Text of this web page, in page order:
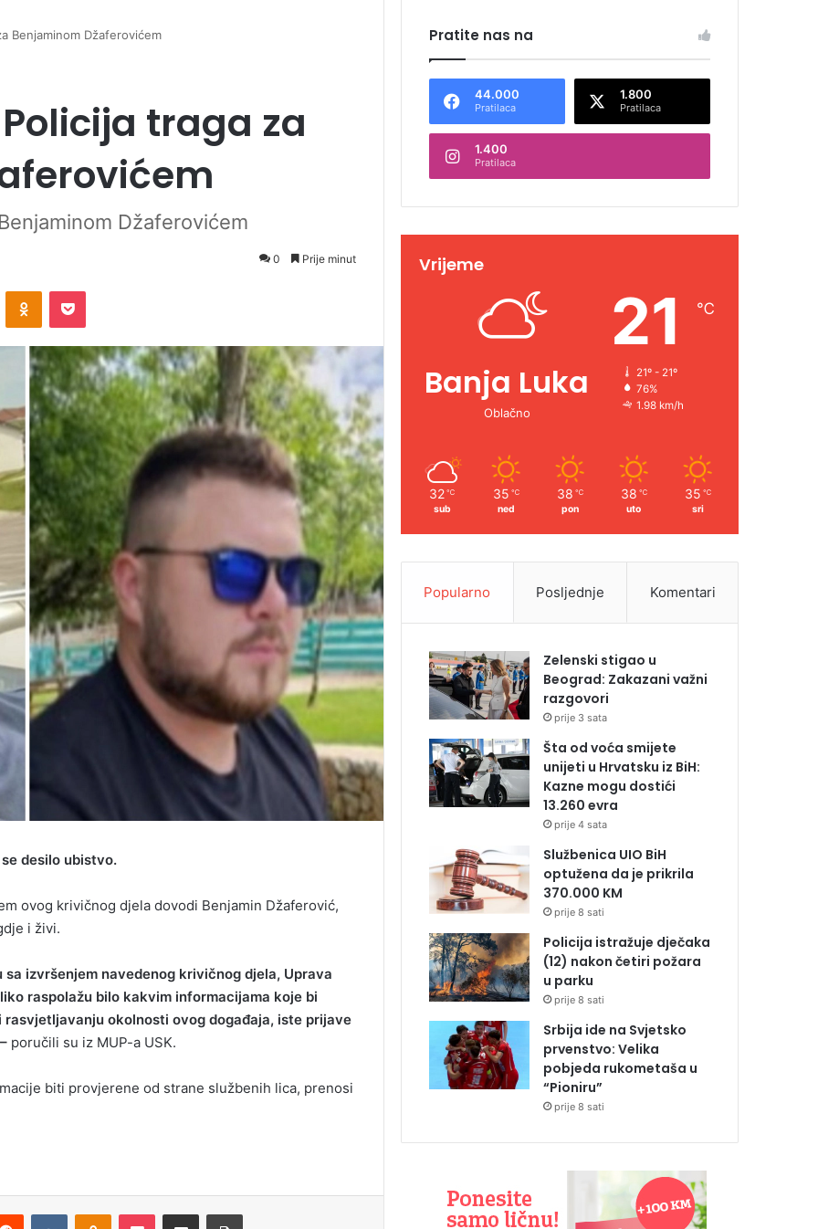
Benjaminom Džaferovićem
traga za
Džaferovićem
0 Prije minut
desilo ubistvo.
ovog krivičnog djela dovodi Benjamin Džaferović,
i živi.
izvršenjem navedenog krivičnog djela, Uprava
raspolažu bilo kakvim informacijama koje bi
okolnosti ovog događaja, iste prijave
poručili su iz MUP-a USK.
biti provjerene od strane službenih lica, prenosi
Pratite nas na
44.000
Pratilaca
1.800
Pratilaca
1.400
Pratilaca
Vrijeme
Banja Luka
Oblačno
21 ℃
21º - 21º
76%
1.98 km/h
32 ℃
sub
35 ℃
ned
38 ℃
pon
38 ℃
uto
35 ℃
sri
Popularno Posljednje Komentari
Zelenski stigao u
Beograd: Zakazani važni
razgovori
prije 3 sata
Šta od voća smijete
unijeti u Hrvatsku iz BiH:
Kazne mogu dostići
13.260 evra
prije 4 sata
Službenica UIO BiH
optužena da je prikrila
370.000 KM
prije 8 sati
Policija istražuje dječaka
(12) nakon četiri požara
u parku
prije 8 sati
Srbija ide na Svjetsko
prvenstvo: Velika
pobjeda rukometaša u
“Pioniru”
prije 8 sati